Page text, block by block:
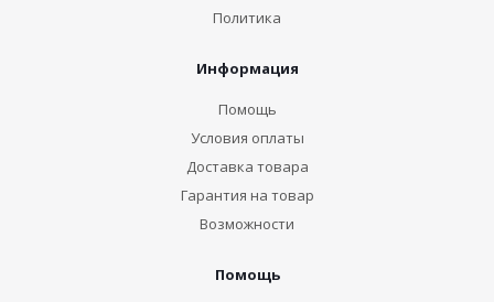
Политика
Информация
Помощь
Условия оплаты
Доставка товара
Гарантия на товар
Возможности
Помощь